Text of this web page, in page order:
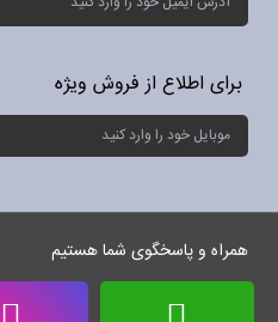
برای
برای اطلاع از فروش ویژه
ثبت
برای
همراه و پاسخگوی شما هستیم